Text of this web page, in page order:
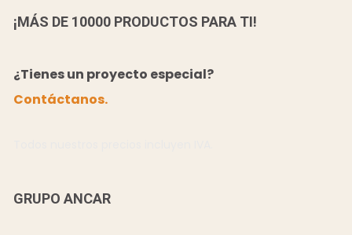
¡MÁS DE 10000 PRODUCTOS PARA TI!
¿Tienes un proyecto especial?
Contáctanos.
GRUPO ANCAR